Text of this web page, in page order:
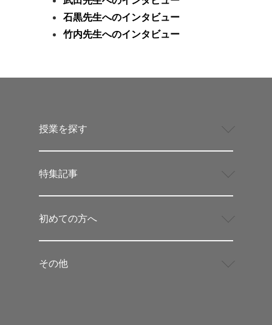
石黒先生へのインタビュー
竹内先生へのインタビュー
授業を探す
特集記事
初めての方へ
その他